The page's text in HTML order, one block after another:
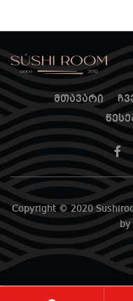
მთავარი
Copyright © 2020
by